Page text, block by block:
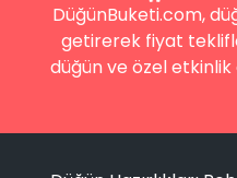
DüğünBuketi.com,
getirerek fiyat
düğün ve özel etkinlik